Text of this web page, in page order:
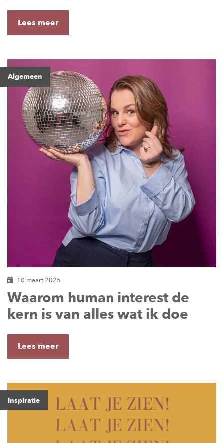
Lees meer
Algemeen
10 maart 2025
Waarom human interest de
kern is van alles wat ik doe
Lees meer
Inspiratie